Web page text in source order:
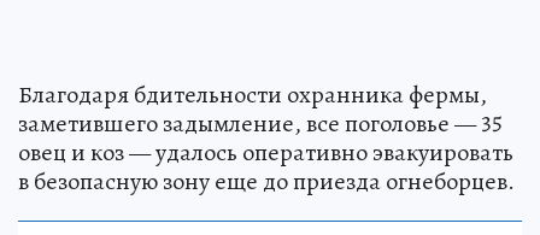
Благодаря бдительности охранника фермы,
заметившего задымление, все поголовье — 35
овец и коз — удалось оперативно эвакуировать
в безопасную зону еще до приезда огнеборцев.